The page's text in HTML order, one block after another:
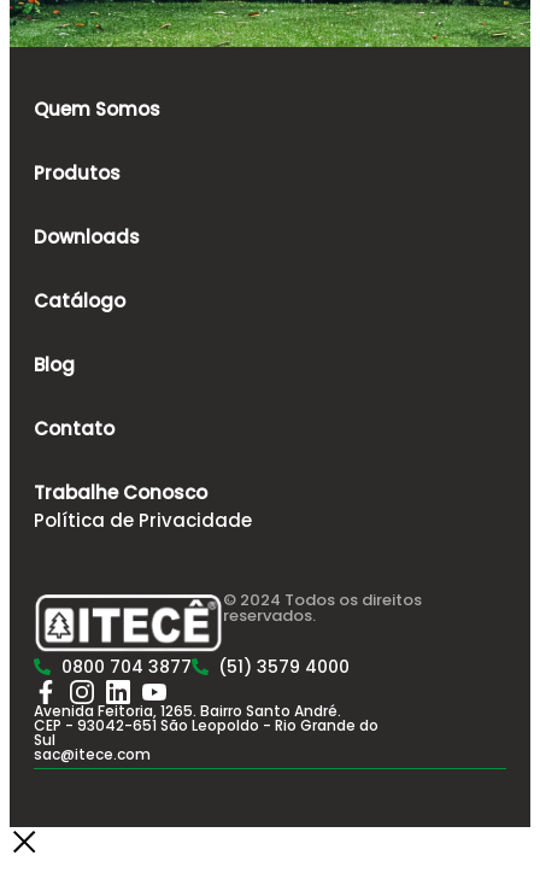
Quem Somos
Produtos
Downloads
Catálogo
Blog
Contato
Trabalhe Conosco
Política de Privacidade
© 2024 Todos os direitos
reservados.
0800 704 3877 (51) 3579 4000
Avenida Feitoria, 1265. Bairro Santo André.
CEP - 93042-651 São Leopoldo - Rio Grande do
Sul
sac@itece.com